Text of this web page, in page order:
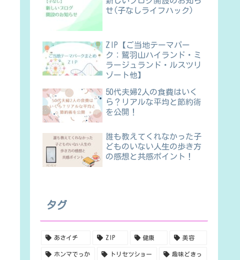
せ(子なしライフハック)
ZIP【ご当地テーマパー
ク：鷲羽山ハイランド・ミ
ラージュランド・ルスツリ
ゾート他】
50代夫婦2人の食費はいく
ら？リアルな平均と節約術
を公開！
誰も教えてくれなかった子
どものいない人生の歩き方
の感想と共感ポイント！
タグ
あさイチ ZIP 健康 美容
ホンマでっか トリセツショー 趣味どきっ